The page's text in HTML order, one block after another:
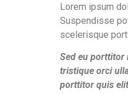
Lorem ipsum
Suspendisse
scelerisque
Sed eu porttitor
tristique orci
porttitor quis